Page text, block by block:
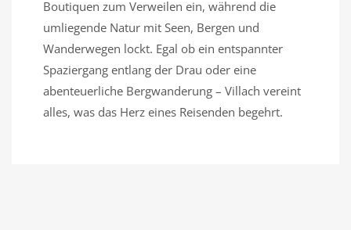
Boutiquen zum Verweilen ein, während die
umliegende Natur mit Seen, Bergen und
Wanderwegen lockt. Egal ob ein entspannter
Spaziergang entlang der Drau oder eine
abenteuerliche Bergwanderung – Villach vereint
alles, was das Herz eines Reisenden begehrt.